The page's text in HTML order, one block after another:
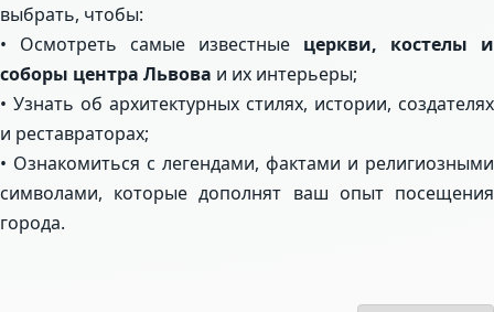
выбрать, чтобы:
• Осмотреть самые известные церкви, костелы и
соборы центра Львова и их интерьеры;
• Узнать об архитектурных стилях, истории, создателях
и реставраторах;
• Ознакомиться с легендами, фактами и религиозными
символами, которые дополнят ваш опыт посещения
города.